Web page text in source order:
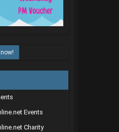
Events
Charity